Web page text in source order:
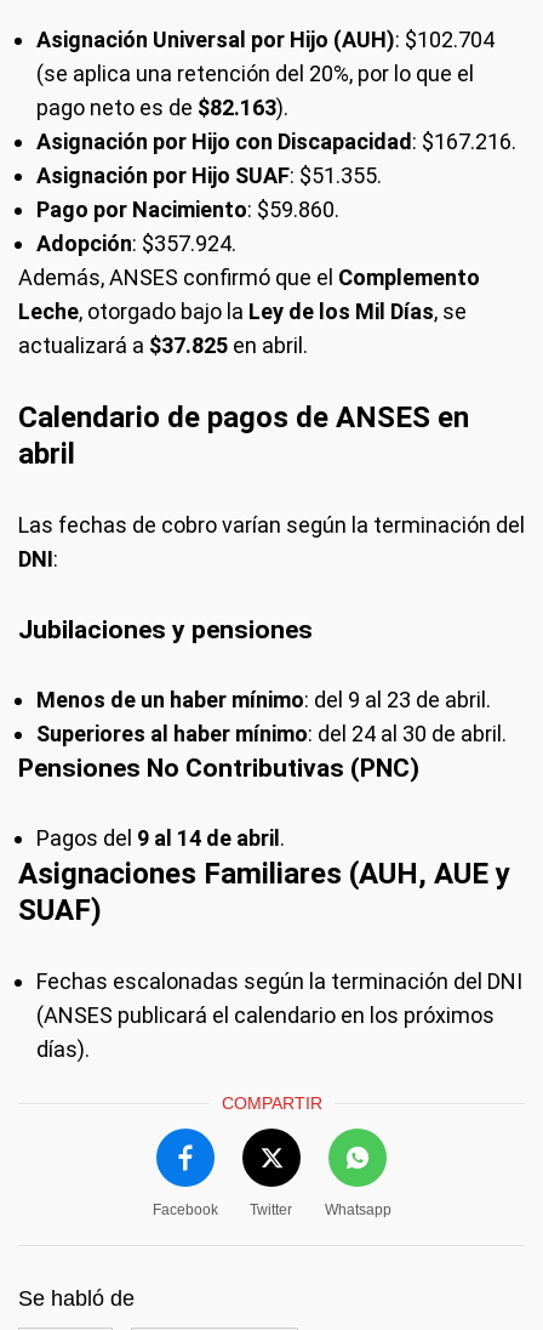
Asignación Universal por Hijo (AUH): $102.704
(se aplica una retención del 20%, por lo que el
pago neto es de $82.163).
Asignación por Hijo con Discapacidad : $167.216.
Asignación por Hijo SUAF: $51.355.
Pago por Nacimiento: $59.860.
Adopción: $357.924.
Además, ANSES confirmó que el Complemento
Leche, otorgado bajo la Ley de los Mil Días, se
actualizará a $37.825 en abril.
Calendario de pagos de ANSES en
abril
Las fechas de cobro varían según la terminación del
DNI:
Jubilaciones y pensiones
Menos de un haber mínimo: del 9 al 23 de abril.
Superiores al haber mínimo: del 24 al 30 de abril.
Pensiones No Contributivas (PNC)
Pagos del 9 al 14 de abril .
Asignaciones Familiares (AUH, AUE y
SUAF)
Fechas escalonadas según la terminación del DNI
(ANSES publicará el calendario en los próximos
días).
COMPARTIR
Facebook Twitter Whatsapp
Se habló de